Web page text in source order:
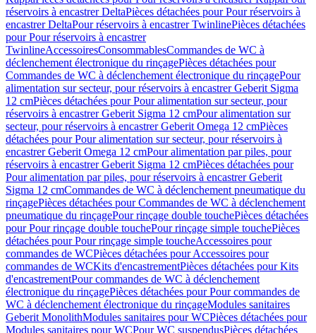
réservoirs à encastrer DeltaPièces détachées pour Pour réservoirs à
encastrer DeltaPour réservoirs à encastrer TwinlinePièces détachées
pour Pour réservoirs à encastrer
TwinlineAccessoiresConsommablesCommandes de WC à
déclenchement électronique du rinçagePièces détachées pour
Commandes de WC à déclenchement électronique du rinçagePour
alimentation sur secteur, pour réservoirs à encastrer Geberit Sigma
12 cmPièces détachées pour Pour alimentation sur secteur, pour
réservoirs à encastrer Geberit Sigma 12 cmPour alimentation sur
secteur, pour réservoirs à encastrer Geberit Omega 12 cmPièces
détachées pour Pour alimentation sur secteur, pour réservoirs à
encastrer Geberit Omega 12 cmPour alimentation par piles, pour
réservoirs à encastrer Geberit Sigma 12 cmPièces détachées pour
Pour alimentation par piles, pour réservoirs à encastrer Geberit
Sigma 12 cmCommandes de WC à déclenchement pneumatique du
rinçagePièces détachées pour Commandes de WC à déclenchement
pneumatique du rinçagePour rinçage double touchePièces détachées
pour Pour rinçage double touchePour rinçage simple touchePièces
détachées pour Pour rinçage simple toucheAccessoires pour
commandes de WCPièces détachées pour Accessoires pour
commandes de WCKits d'encastrementPièces détachées pour Kits
d'encastrementPour commandes de WC à déclenchement
électronique du rinçagePièces détachées pour Pour commandes de
WC à déclenchement électronique du rinçageModules sanitaires
Geberit MonolithModules sanitaires pour WCPièces détachées pour
Modules sanitaires pour WCPour WC suspendusPièces détachées